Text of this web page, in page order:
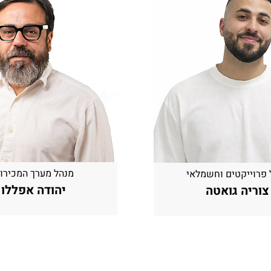
פרוייקטים וחשמלאי
צוריה גואטה
מנהל מערך
יהודה אפללו